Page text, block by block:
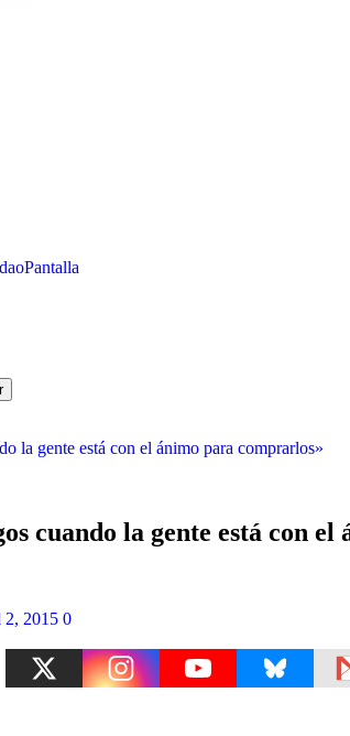
la gente está con el ánimo para comprarlos»
cuando la gente está con
2, 2015 0